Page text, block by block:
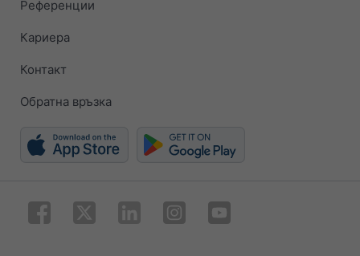
Референции
Кариера
Контакт
Обратна връзка